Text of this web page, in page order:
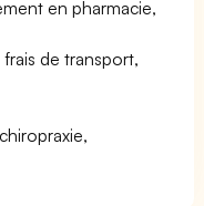
en pharmacie,
de transport,